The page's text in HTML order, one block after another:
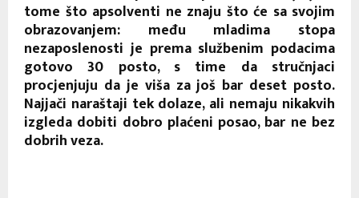
tome što apsolventi ne znaju što će sa svojim
obrazovanjem: među mladima stopa
nezaposlenosti je prema službenim podacima
gotovo 30 posto, s time da stručnjaci
procjenjuju da je viša za još bar deset posto.
Najjači naraštaji tek dolaze, ali nemaju nikakvih
izgleda dobiti dobro plaćeni posao, bar ne bez
dobrih veza.